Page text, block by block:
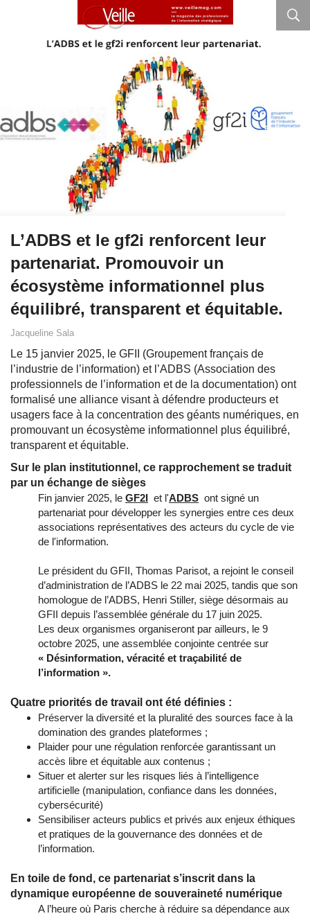
L’ADBS et le gf2i renforcent leur
partenariat. Promouvoir un
écosystème informationnel plus
équilibré, transparent et équitable.
Jacqueline Sala
Le 15 janvier 2025, le GFII (Groupement français de
l’industrie de l’information) et l’ADBS (Association des
professionnels de l’information et de la documentation) ont
formalisé une alliance visant à défendre producteurs et
usagers face à la concentration des géants numériques, en
promouvant un écosystème informationnel plus équilibré,
transparent et équitable.
Sur le plan institutionnel, ce rapprochement se traduit
par un échange de sièges
Fin janvier 2025, le GF2I et l'ADBS ont signé un
partenariat pour développer les synergies entre ces deux
associations représentatives des acteurs du cycle de vie
de l'information.
Le président du GFII, Thomas Parisot, a rejoint le conseil
d’administration de l’ADBS le 22 mai 2025, tandis que son
homologue de l’ADBS, Henri Stiller, siège désormais au
GFII depuis l’assemblée générale du 17 juin 2025.
Les deux organismes organiseront par ailleurs, le 9
octobre 2025, une assemblée conjointe centrée sur
« Désinformation, véracité et traçabilité de
l’information ».
Quatre priorités de travail ont été définies :
Préserver la diversité et la pluralité des sources face à la
domination des grandes plateformes ;
Plaider pour une régulation renforcée garantissant un
accès libre et équitable aux contenus ;
Situer et alerter sur les risques liés à l’intelligence
artificielle (manipulation, confiance dans les données,
cybersécurité)
Sensibiliser acteurs publics et privés aux enjeux éthiques
et pratiques de la gouvernance des données et de
l’information.
En toile de fond, ce partenariat s’inscrit dans la
dynamique européenne de souveraineté numérique
A l’heure où Paris cherche à réduire sa dépendance aux